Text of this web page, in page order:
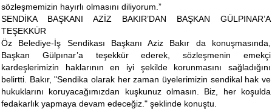
sözleşmemizin hayırlı olmasını diliyorum.”
SENDİKA BAŞKANI AZİZ BAKIR’DAN BAŞKAN GÜLPINAR’A
TEŞEKKÜR
Öz Belediye-İş Sendikası Başkanı Aziz Bakır da konuşmasında,
Başkan Gülpınar’a teşekkür ederek, sözleşmenin emekçi
kardeşlerimizin haklarının en iyi şekilde korunmasını sağladığını
belirtti. Bakır, "Sendika olarak her zaman üyelerimizin sendikal hak ve
hukuklarını koruyacağımızdan kuşkunuz olmasın. Biz, her koşulda
fedakarlık yapmaya devam edeceğiz." şeklinde konuştu.